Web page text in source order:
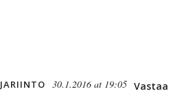
JARIINTO 30.1.2016 at 19:05 Vastaa